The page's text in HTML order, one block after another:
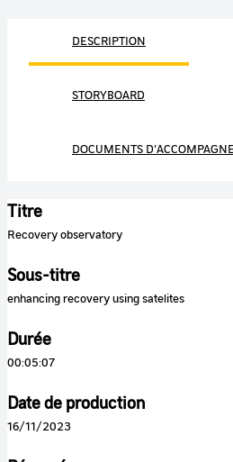
DESCRIPTION
STORYBOARD
DOCUMENTS
Titre
Recovery observatory
Sous-titre
enhancing recovery using satelites
Durée
00:05:07
Date de production
16/11/2023